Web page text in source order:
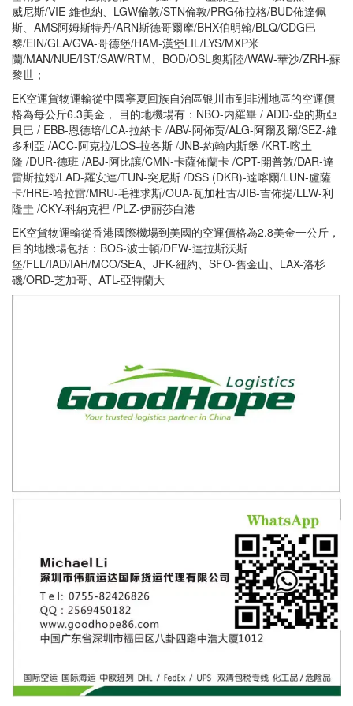
威尼斯/VIE-維也納、LGW倫敦/STN倫敦/PRG佈拉格/BUD佈達佩
斯、AMS阿姆斯特丹/ARN斯德哥爾摩/BHX伯明翰/BLQ/CDG巴
黎/EIN/GLA/GVA-哥德堡/HAM-漢堡LIL/LYS/MXP米
蘭/MAN/NUE/IST/SAW/RTM、BOD/OSL奧斯陸/WAW-華沙/ZRH-蘇
黎世；
EK空運貨物運輸從中國寧夏回族自治區银川市到非洲地區的空運價
格為每公斤6.3美金， 目的地機場有：NBO-内羅畢 / ADD-亞的斯亞
貝巴 / EBB-恩德培/LCA-拉納卡 /ABV-阿佈贾/ALG-阿爾及爾/SEZ-維
多利亞 /ACC-阿克拉/LOS-拉各斯 /JNB-約翰内斯堡 /KRT-喀土
隆 /DUR-德班 /ABJ-阿比讓/CMN-卡薩佈蘭卡 /CPT-開普敦/DAR-達
雷斯拉姆/LAD-羅安達/TUN-突尼斯 /DSS (DKR)-達喀爾/LUN-盧薩
卡/HRE-哈拉雷/MRU-毛裡求斯/OUA-瓦加杜古/JIB-吉佈提/LLW-利
隆圭 /CKY-科納克裡 /PLZ-伊丽莎白港
EK空貨物運輸從香港國際機場到美國的空運價格為2.8美金一公斤，
目的地機場包括：BOS-波士頓/DFW-達拉斯沃斯
堡/FLL/IAD/IAH/MCO/SEA、JFK-紐約、SFO-舊金山、LAX-洛杉
磯/ORD-芝加哥、ATL-亞特蘭大